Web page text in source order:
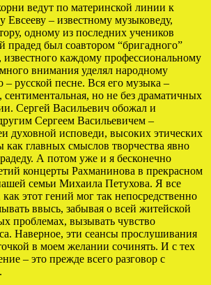
ведут по материнской линии к
Евсееву – известному музыковеду,
одному из последних учеников
прадед был соавтором “бригадного”
каждому профессиональному
внимания уделял народному
– русской песне. Вся его музыка –
сентиментальная, но не без драматичных
Сергей Васильевич обожал и
Сергеем Васильевичем –
духовной исповеди, высоких этических
как главных смыслов творчества явно
А потом уже и я бесконечно
концерты Рахманинова в прекрасном
семьи Михаила Петухова. Я все
этот гений мог так непосредственно
ввысь, забывая о всей житейской
проблемах, вызывать чувство
Наверное, эти сеансы прослушивания
в моем желании сочинять. И с тех
– это прежде всего разговор с